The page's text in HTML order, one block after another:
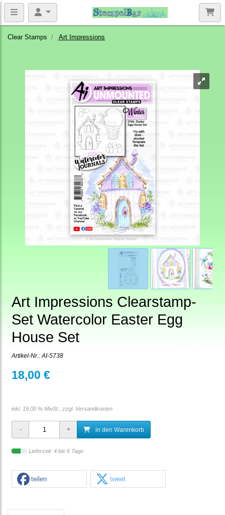
Clear Stamps Art Impressions
Art Impressions Clearstamp-
Set Watercolor Easter Egg
House Set
Artikel-Nr.: AI-5738
18,00 €
inkl. 19,00 % MwSt., zzgl. Versandkosten
in den Warenkorb
Lieferzeit: 4 bis 6 Tage
teilen tweet